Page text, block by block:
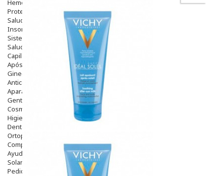
Hemorroides
Protectores Y Emolientes
Salud
Insomnio
Sistema Nervioso
Salud Bucodental
Capilar
Apósitos
Ginecología
Anticonceptivos
Aparato Genital
Gente Mayor
Cosmética
Higiene
Dentales
Ortopedia
Complementos Nutricionales.
Ayudas
Solares
Pedido express